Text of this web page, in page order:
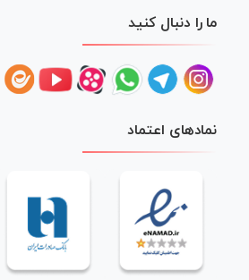
ما را دنبال کنید
نمادهای اعتماد